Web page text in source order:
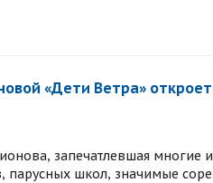
«Дети Ветра»
запечатлевшая многие
парусных школ, значимые